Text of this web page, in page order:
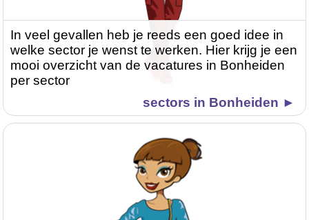
In veel gevallen heb je reeds een goed idee in
welke sector je wenst te werken. Hier krijg je een
mooi overzicht van de vacatures in Bonheiden
per sector
sectors in Bonheiden ►